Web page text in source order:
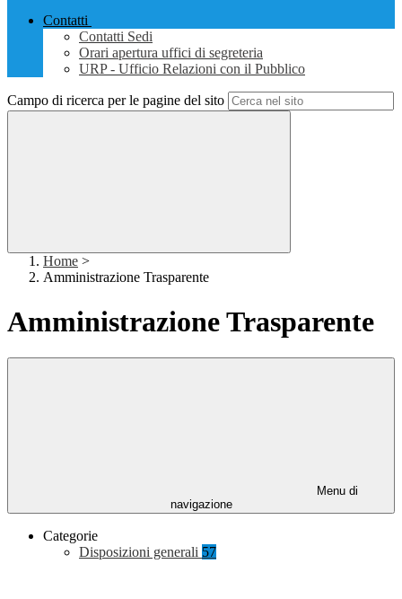
Contatti
Contatti Sedi
Orari apertura uffici di segreteria
URP - Ufficio Relazioni con il Pubblico
Campo di ricerca per le pagine del sito
Home >
Amministrazione Trasparente
Amministrazione Trasparente
Menu di
navigazione
Categorie
Disposizioni generali 57